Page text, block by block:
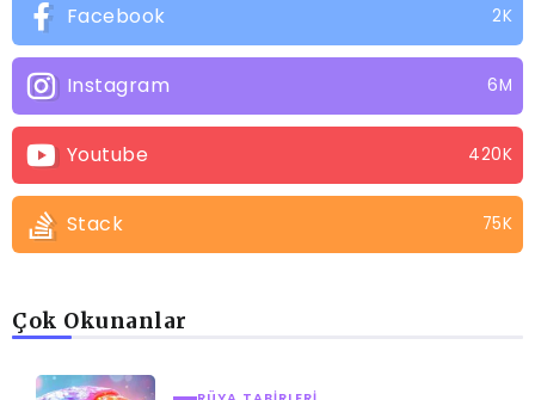
Facebook 2K
Instagram 6M
Youtube 420K
Stack 75K
Çok Okunanlar